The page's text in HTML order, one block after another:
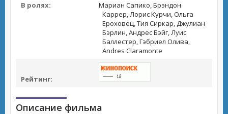
В ролях:
Мариан Сапико, Брэндон
Каррер, Лорис Курчи, Ольга
Ероховец, Тия Сиркар, Джулиан
Бэрлин, Андрес Бэйг, Луис
Баллестер, Гэбриел Олива,
Andres Claramonte
Рейтинг:
Описание фильма